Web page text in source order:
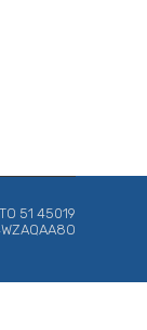
51 45019